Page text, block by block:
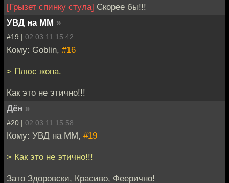
[Грызет спинку стула] Скорее бы!!!
УВД на ММ »
#19 | 02.03.11 15:42
Кому: Goblin, #16
> Плюс жопа.
Как это не этично!!!
Дён »
#20 | 02.03.11 15:58
Кому: УВД на ММ, #19
> Как это не этично!!!
Зато Здоровски, Красиво, Феерично!